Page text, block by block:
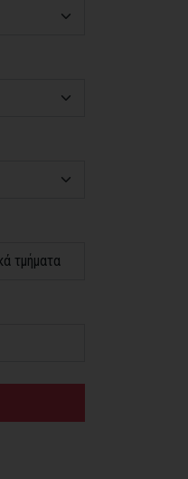
τμήματα